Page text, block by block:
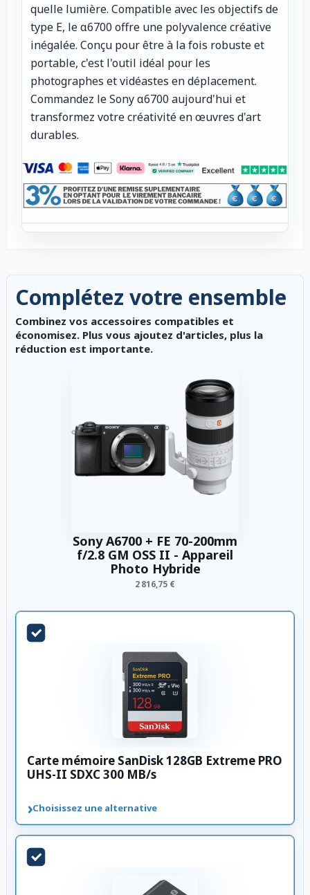
quelle lumière. Compatible avec les objectifs de
type E, le α6700 offre une polyvalence créative
inégalée. Conçu pour être à la fois robuste et
portable, c'est l'outil idéal pour les
photographes et vidéastes en déplacement.
Commandez le Sony α6700 aujourd'hui et
transformez votre créativité en œuvres d'art
durables.
Complétez votre ensemble
Combinez vos accessoires compatibles et
économisez. Plus vous ajoutez d'articles, plus la
réduction est importante.
Sony A6700 + FE 70-200mm
f/2.8 GM OSS II - Appareil
Photo Hybride
2 816,75 €
Carte mémoire SanDisk 128GB Extreme PRO
UHS-II SDXC 300 MB/s
›Choisissez une alternative